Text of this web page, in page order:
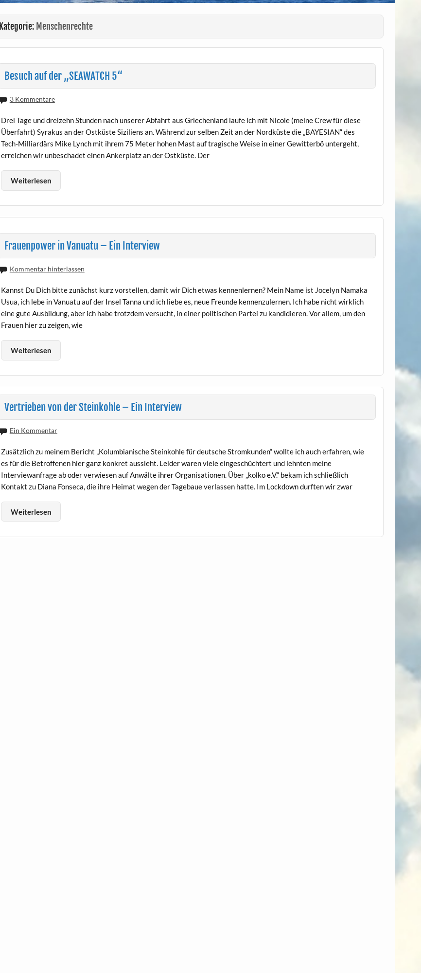
Kategorie: Menschenrechte
Besuch auf der „SEAWATCH 5“
3 Kommentare
Drei Tage und dreizehn Stunden nach unserer Abfahrt aus Griechenland laufe ich mit Nicole (meine Crew für diese
Überfahrt) Syrakus an der Ostküste Siziliens an. Während zur selben Zeit an der Nordküste die „BAYESIAN“ des
Tech-Milliardärs Mike Lynch mit ihrem 75 Meter hohen Mast auf tragische Weise in einer Gewitterbö untergeht,
erreichen wir unbeschadet einen Ankerplatz an der Ostküste. Der
Weiterlesen
Frauenpower in Vanuatu – Ein Interview
Kommentar hinterlassen
Kannst Du Dich bitte zunächst kurz vorstellen, damit wir Dich etwas kennenlernen? Mein Name ist Jocelyn Namaka
Usua, ich lebe in Vanuatu auf der Insel Tanna und ich liebe es, neue Freunde kennenzulernen. Ich habe nicht wirklich
eine gute Ausbildung, aber ich habe trotzdem versucht, in einer politischen Partei zu kandidieren. Vor allem, um den
Frauen hier zu zeigen, wie
Weiterlesen
Vertrieben von der Steinkohle – Ein Interview
Ein Kommentar
Zusätzlich zu meinem Bericht „Kolumbianische Steinkohle für deutsche Stromkunden“ wollte ich auch erfahren, wie
es für die Betroffenen hier ganz konkret aussieht. Leider waren viele eingeschüchtert und lehnten meine
Interviewanfrage ab oder verwiesen auf Anwälte ihrer Organisationen. Über „kolko e.V.“ bekam ich schließlich
Kontakt zu Diana Fonseca, die ihre Heimat wegen der Tagebaue verlassen hatte. Im Lockdown durften wir zwar
Weiterlesen